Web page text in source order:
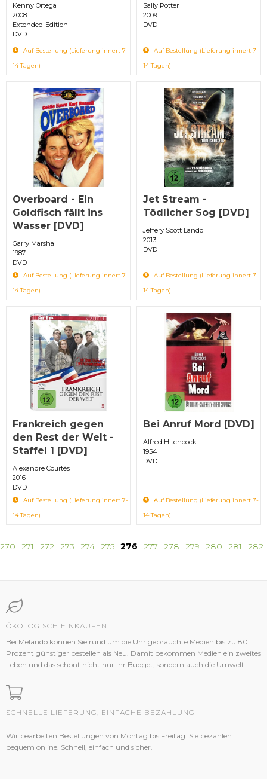
Kenny Ortega
2008
Extended-Edition
DVD
Auf Bestellung (Lieferung innert 7-
14 Tagen)
Sally Potter
2009
DVD
Auf Bestellung (Lieferung innert 7-
14 Tagen)
Overboard - Ein
Goldfisch fällt ins
Wasser [DVD]
Garry Marshall
1987
DVD
Auf Bestellung (Lieferung innert 7-
14 Tagen)
Jet Stream -
Tödlicher Sog [DVD]
Jeffery Scott Lando
2013
DVD
Auf Bestellung (Lieferung innert 7-
14 Tagen)
Frankreich gegen
den Rest der Welt -
Staffel 1 [DVD]
Alexandre Courtès
2016
DVD
Auf Bestellung (Lieferung innert 7-
14 Tagen)
Bei Anruf Mord [DVD]
Alfred Hitchcock
1954
DVD
Auf Bestellung (Lieferung innert 7-
14 Tagen)
270 271 272 273 274 275 276 277 278 279 280 281 282
ÖKOLOGISCH EINKAUFEN
Bei Melando können Sie rund um die Uhr gebrauchte Medien bis zu 80
Prozent günstiger bestellen als Neu. Damit bekommen Medien ein zweites
Leben und das schont nicht nur Ihr Budget, sondern auch die Umwelt.
SCHNELLE LIEFERUNG, EINFACHE BEZAHLUNG
Wir bearbeiten Bestellungen von Montag bis Freitag. Sie bezahlen
bequem online. Schnell, einfach und sicher.